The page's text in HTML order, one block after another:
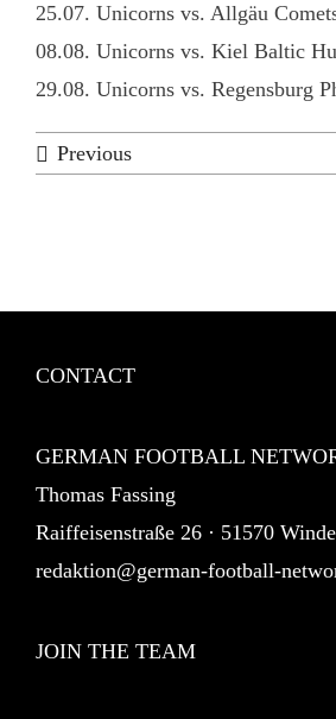
25.07. Unicorns vs. Allgäu
08.08. Unicorns vs. Kiel Baltic
29.08. Unicorns vs. Regensburg
Previous
CONTACT
GERMAN FOOTBALL
Thomas Fassing
Raiffeisenstraße 26 · 51570
redaktion@german-football-
JOIN THE TEAM